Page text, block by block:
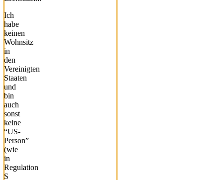
Ich
habe
keinen
Wohnsitz
in
den
Vereinigten
Staaten
und
bin
auch
sonst
keine
“US-
Person”
(wie
in
Regulation
S